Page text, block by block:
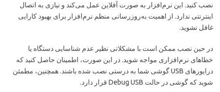
نصب کنید. این نرم‌افزار به صورت آفلاین عمل می‌کند و نیازی به اتصال
اینترنتی ندارد. از اهمیت به‌روزرسانی منظم نرم‌افزار برای بهبود کارایی
غافل نشوید.
در حین نصب ممکن است با مشکلاتی نظیر عدم شناسایی دستگاه یا
خطاهای نرم‌افزاری مواجه شوید. در این صورت، اطمینان حاصل کنید که
درایورهای USB گوشی شما به درستی نصب شده باشند. همچنین، مطمئن
شوید که گوشی در حالت Debug USB قرار دارد.